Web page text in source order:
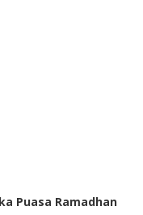
Puasa Ramadhan